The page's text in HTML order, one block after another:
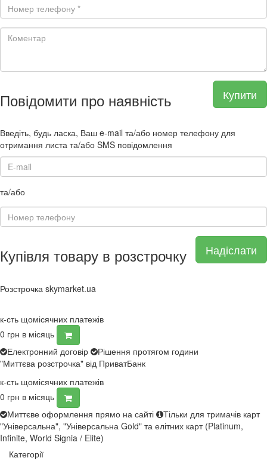
Купити
Повідомити про наявність
Введіть, будь ласка, Ваш e-mail та/або номер телефону для
отримання листа та/або SMS повідомлення
та/або
Надіслати
Купівля товару в розстрочку
Розстрочка skymarket.ua
к-сть щомісячних платежів
0 грн в місяць
Електронний договір
Рішення протягом години
"Миттєва розстрочка" від ПриватБанк
к-сть щомісячних платежів
0 грн в місяць
Миттєве оформлення прямо на сайті
Тільки для тримачів карт
"Універсальна", "Універсальна Gold" та елітних карт (Platinum,
Infinite, World Signia / Elite)
Категорії